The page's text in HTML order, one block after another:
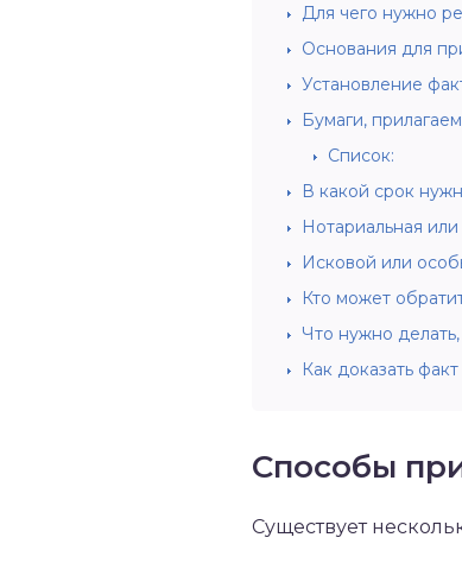
Для чего нужно
Основания для
Установление
Бумаги,
Список:
В какой срок
Нотариальная
Исковой или
Кто может
Что нужно
Как доказать
Способы
Существует